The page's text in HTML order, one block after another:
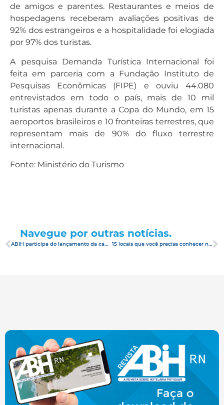
de amigos e parentes. Restaurantes e meios de
hospedagens receberam avaliações positivas de
92% dos estrangeiros e a hospitalidade foi elogiada
por 97% dos turistas.
A pesquisa Demanda Turística Internacional foi
feita em parceria com a Fundação Instituto de
Pesquisas Econômicas (FIPE) e ouviu 44.080
entrevistados em todo o país, mais de 10 mil
turistas apenas durante a Copa do Mundo, em 15
aeroportos brasileiros e 10 fronteiras terrestres, que
representam mais de 90% do fluxo terrestre
internacional.
Fonte: Ministério do Turismo
Navegue por outras notícias.
ABIH participa do lançamento da campanha de divulgação do RN na Europa 15 locais que você precisa conhecer no litoral Norte Potiguar